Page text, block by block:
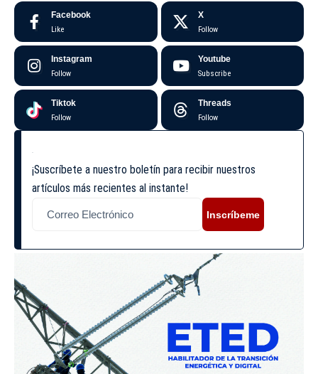
Facebook
Like
X
Follow
Instagram
Follow
Youtube
Subscribe
Tiktok
Follow
Threads
Follow
¡Suscríbete a nuestro boletín para recibir nuestros
artículos más recientes al instante!
Inscríbeme